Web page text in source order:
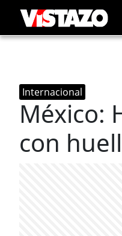
Internacional
México:
con